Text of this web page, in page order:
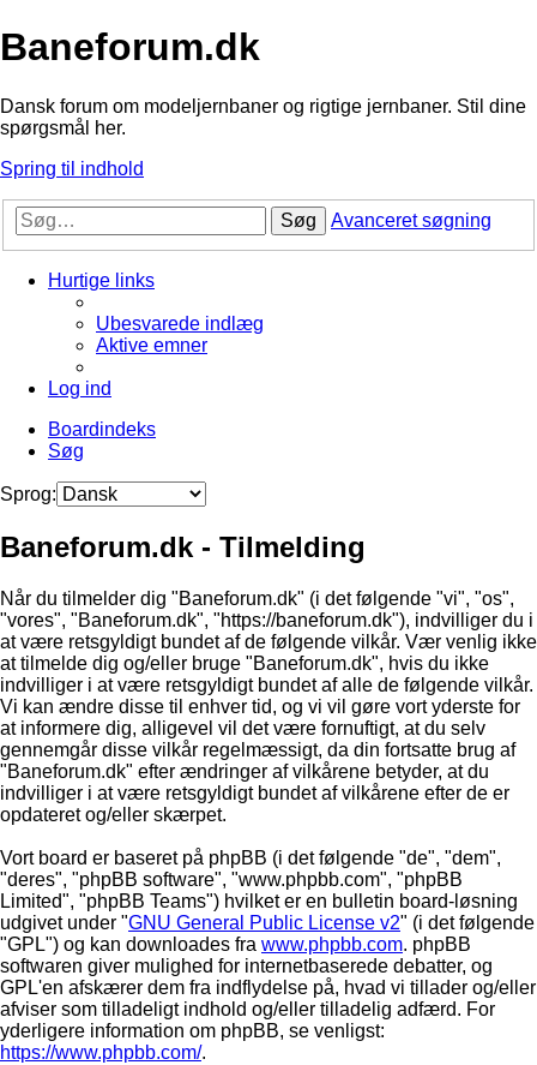
Baneforum.dk
Dansk forum om modeljernbaner og rigtige jernbaner. Stil dine
spørgsmål her.
Spring til indhold
Søg Avanceret søgning
Hurtige links
Ubesvarede indlæg
Aktive emner
Log ind
Boardindeks
Søg
Sprog:
Baneforum.dk - Tilmelding
Når du tilmelder dig "Baneforum.dk" (i det følgende "vi", "os",
"vores", "Baneforum.dk", "https://baneforum.dk"), indvilliger du i
at være retsgyldigt bundet af de følgende vilkår. Vær venlig ikke
at tilmelde dig og/eller bruge "Baneforum.dk", hvis du ikke
indvilliger i at være retsgyldigt bundet af alle de følgende vilkår.
Vi kan ændre disse til enhver tid, og vi vil gøre vort yderste for
at informere dig, alligevel vil det være fornuftigt, at du selv
gennemgår disse vilkår regelmæssigt, da din fortsatte brug af
"Baneforum.dk" efter ændringer af vilkårene betyder, at du
indvilliger i at være retsgyldigt bundet af vilkårene efter de er
opdateret og/eller skærpet.
Vort board er baseret på phpBB (i det følgende "de", "dem",
"deres", "phpBB software", "www.phpbb.com", "phpBB
Limited", "phpBB Teams") hvilket er en bulletin board-løsning
udgivet under "GNU General Public License v2" (i det følgende
"GPL") og kan downloades fra www.phpbb.com. phpBB
softwaren giver mulighed for internetbaserede debatter, og
GPL'en afskærer dem fra indflydelse på, hvad vi tillader og/eller
afviser som tilladeligt indhold og/eller tilladelig adfærd. For
yderligere information om phpBB, se venligst:
https://www.phpbb.com/.